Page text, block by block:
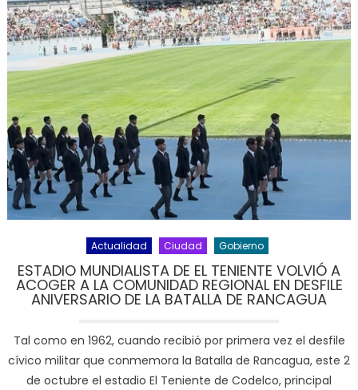
Actualidad Ciudad Gobierno
ESTADIO MUNDIALISTA DE EL TENIENTE VOLVIÓ A
ACOGER A LA COMUNIDAD REGIONAL EN DESFILE
ANIVERSARIO DE LA BATALLA DE RANCAGUA
Tal como en 1962, cuando recibió por primera vez el desfile
cívico militar que conmemora la Batalla de Rancagua, este 2
de octubre el estadio El Teniente de Codelco, principal